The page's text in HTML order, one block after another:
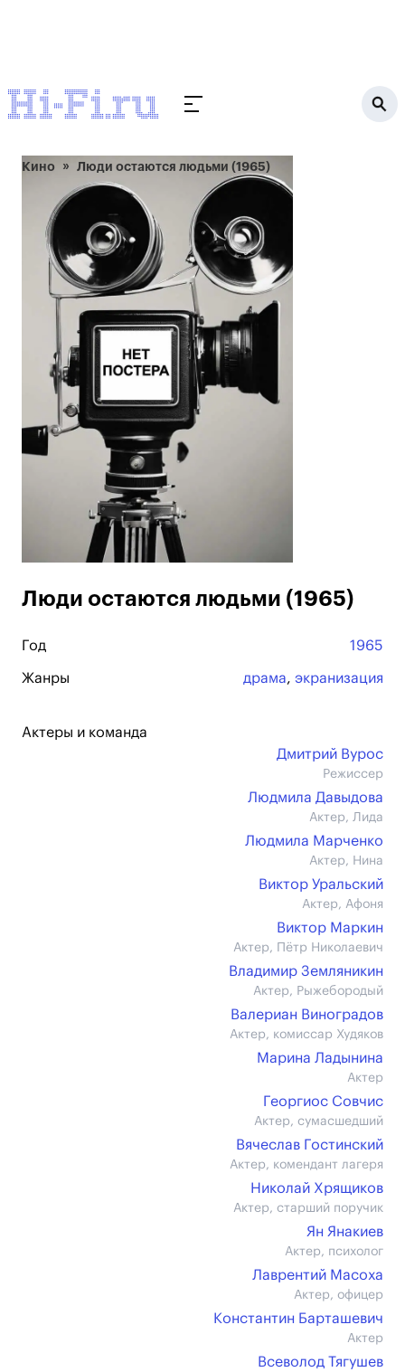
Кино Люди остаются людьми (1965)
Люди остаются людьми (1965)
Год 1965
Жанры драма, экранизация
Актеры и команда
Дмитрий Вурос
Режиссер
Людмила Давыдова
Актер, Лида
Людмила Марченко
Актер, Нина
Виктор Уральский
Актер, Афоня
Виктор Маркин
Актер, Пётр Николаевич
Владимир Земляникин
Актер, Рыжебородый
Валериан Виноградов
Актер, комиссар Худяков
Марина Ладынина
Актер
Георгиос Совчис
Актер, сумасшедший
Вячеслав Гостинский
Актер, комендант лагеря
Николай Хрящиков
Актер, старший поручик
Ян Янакиев
Актер, психолог
Лаврентий Масоха
Актер, офицер
Константин Барташевич
Актер
Всеволод Тягушев